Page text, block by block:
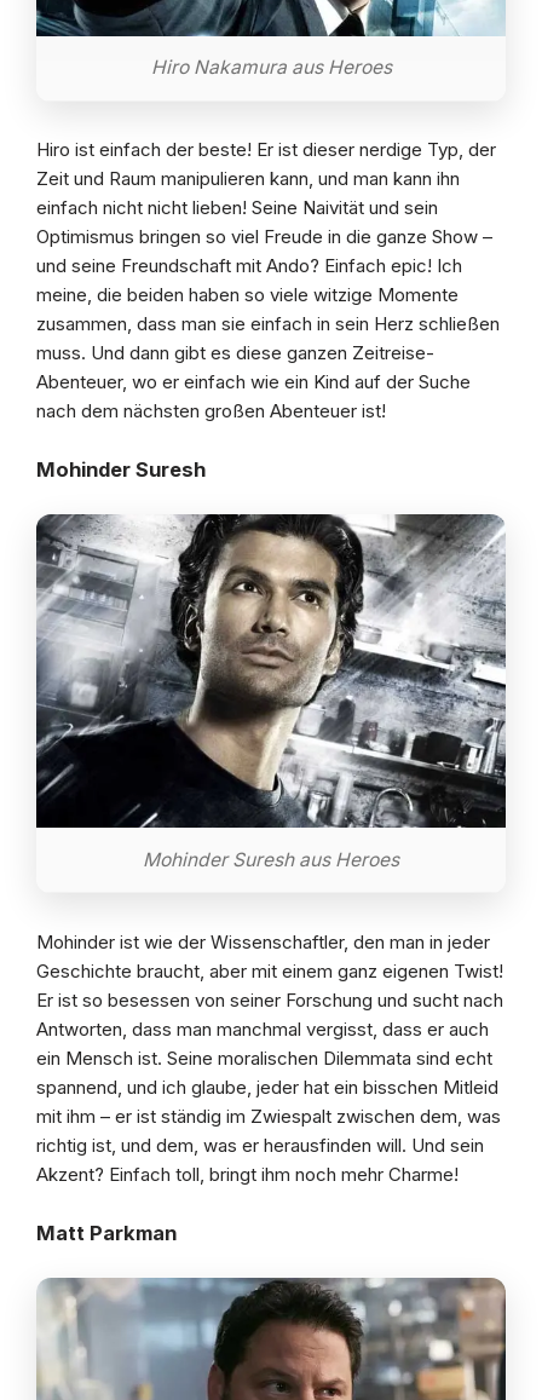
Hiro Nakamura aus Heroes
Hiro ist einfach der beste! Er ist dieser nerdige Typ, der
Zeit und Raum manipulieren kann, und man kann ihn
einfach nicht nicht lieben! Seine Naivität und sein
Optimismus bringen so viel Freude in die ganze Show –
und seine Freundschaft mit Ando? Einfach epic! Ich
meine, die beiden haben so viele witzige Momente
zusammen, dass man sie einfach in sein Herz schließen
muss. Und dann gibt es diese ganzen Zeitreise-
Abenteuer, wo er einfach wie ein Kind auf der Suche
nach dem nächsten großen Abenteuer ist!
Mohinder Suresh
Mohinder Suresh aus Heroes
Mohinder ist wie der Wissenschaftler, den man in jeder
Geschichte braucht, aber mit einem ganz eigenen Twist!
Er ist so besessen von seiner Forschung und sucht nach
Antworten, dass man manchmal vergisst, dass er auch
ein Mensch ist. Seine moralischen Dilemmata sind echt
spannend, und ich glaube, jeder hat ein bisschen Mitleid
mit ihm – er ist ständig im Zwiespalt zwischen dem, was
richtig ist, und dem, was er herausfinden will. Und sein
Akzent? Einfach toll, bringt ihm noch mehr Charme!
Matt Parkman